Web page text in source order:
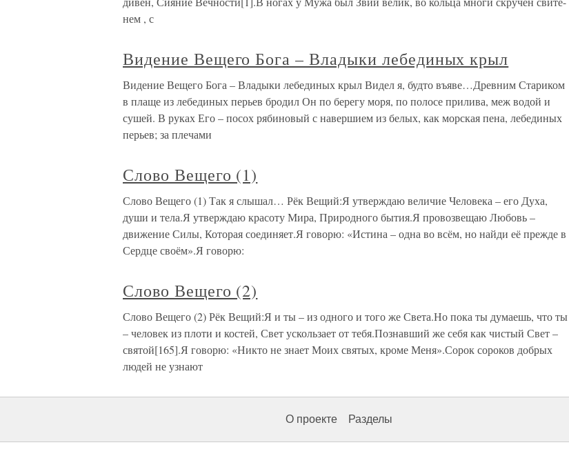
нем , с
Видение Вещего Бога – Владыки лебединых крыл
Видение Вещего Бога – Владыки лебединых крыл Видел я, будто въяве…Древним Стариком
в плаще из лебединых перьев бродил Он по берегу моря, по полосе прилива, меж водой и
сушей. В руках Его – посох рябиновый с навершием из белых, как морская пена, лебединых
перьев; за плечами
Слово Вещего (1)
Слово Вещего (1) Так я слышал… Рёк Вещий:Я утверждаю величие Человека – его Духа,
души и тела.Я утверждаю красоту Мира, Природного бытия.Я провозвещаю Любовь –
движение Силы, Которая соединяет.Я говорю: «Истина – одна во всём, но найди её прежде в
Сердце своём».Я говорю:
Слово Вещего (2)
Слово Вещего (2) Рёк Вещий:Я и ты – из одного и того же Света.Но пока ты думаешь, что ты
– человек из плоти и костей, Свет ускользает от тебя.Познавший же себя как чистый Свет –
святой[165].Я говорю: «Никто не знает Моих святых, кроме Меня».Сорок сороков добрых
людей не узнают
О проекте Разделы